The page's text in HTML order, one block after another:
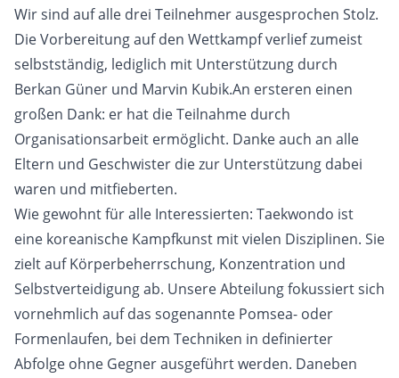
Wir sind auf alle drei Teilnehmer ausgesprochen Stolz.
Die Vorbereitung auf den Wettkampf verlief zumeist
selbstständig, lediglich mit Unterstützung durch
Berkan Güner und Marvin Kubik.An ersteren einen
großen Dank: er hat die Teilnahme durch
Organisationsarbeit ermöglicht. Danke auch an alle
Eltern und Geschwister die zur Unterstützung dabei
waren und mitfieberten.
Wie gewohnt für alle Interessierten: Taekwondo ist
eine koreanische Kampfkunst mit vielen Disziplinen. Sie
zielt auf Körperbeherrschung, Konzentration und
Selbstverteidigung ab. Unsere Abteilung fokussiert sich
vornehmlich auf das sogenannte Pomsea- oder
Formenlaufen, bei dem Techniken in definierter
Abfolge ohne Gegner ausgeführt werden. Daneben